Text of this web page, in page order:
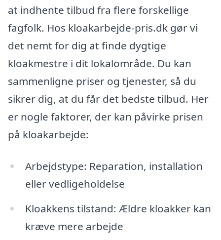
at indhente tilbud fra flere forskellige
fagfolk. Hos kloakarbejde-pris.dk gør vi
det nemt for dig at finde dygtige
kloakmestre i dit lokalområde. Du kan
sammenligne priser og tjenester, så du
sikrer dig, at du får det bedste tilbud. Her
er nogle faktorer, der kan påvirke prisen
på kloakarbejde:
Arbejdstype: Reparation, installation
eller vedligeholdelse
Kloakkens tilstand: Ældre kloakker kan
kræve mere arbejde